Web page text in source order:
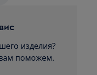
изделия?
поможем.